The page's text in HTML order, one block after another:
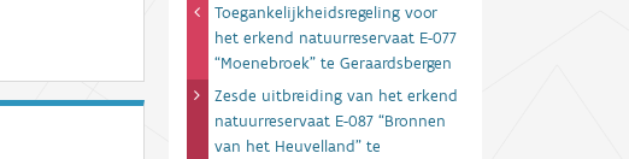
Toegankelijkheidsregeling voor
het erkend natuurreservaat E-077
“Moenebroek” te Geraardsbergen
Zesde uitbreiding van het erkend
natuurreservaat E-087 “Bronnen
van het Heuvelland” te